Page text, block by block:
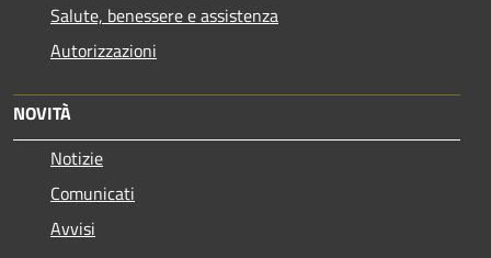
Salute, benessere e assistenza
Autorizzazioni
NOVITÀ
Notizie
Comunicati
Avvisi